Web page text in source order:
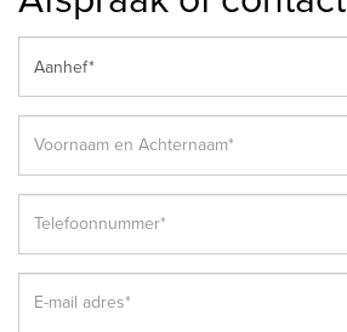
Aanhef*